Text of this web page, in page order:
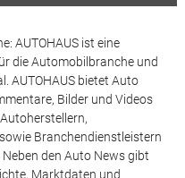
AUTOHAUS ist eine
die Automobilbranche und
AUTOHAUS bietet Auto
Bilder und Videos
Branchendienstleistern
den Auto News gibt
Marktdaten und